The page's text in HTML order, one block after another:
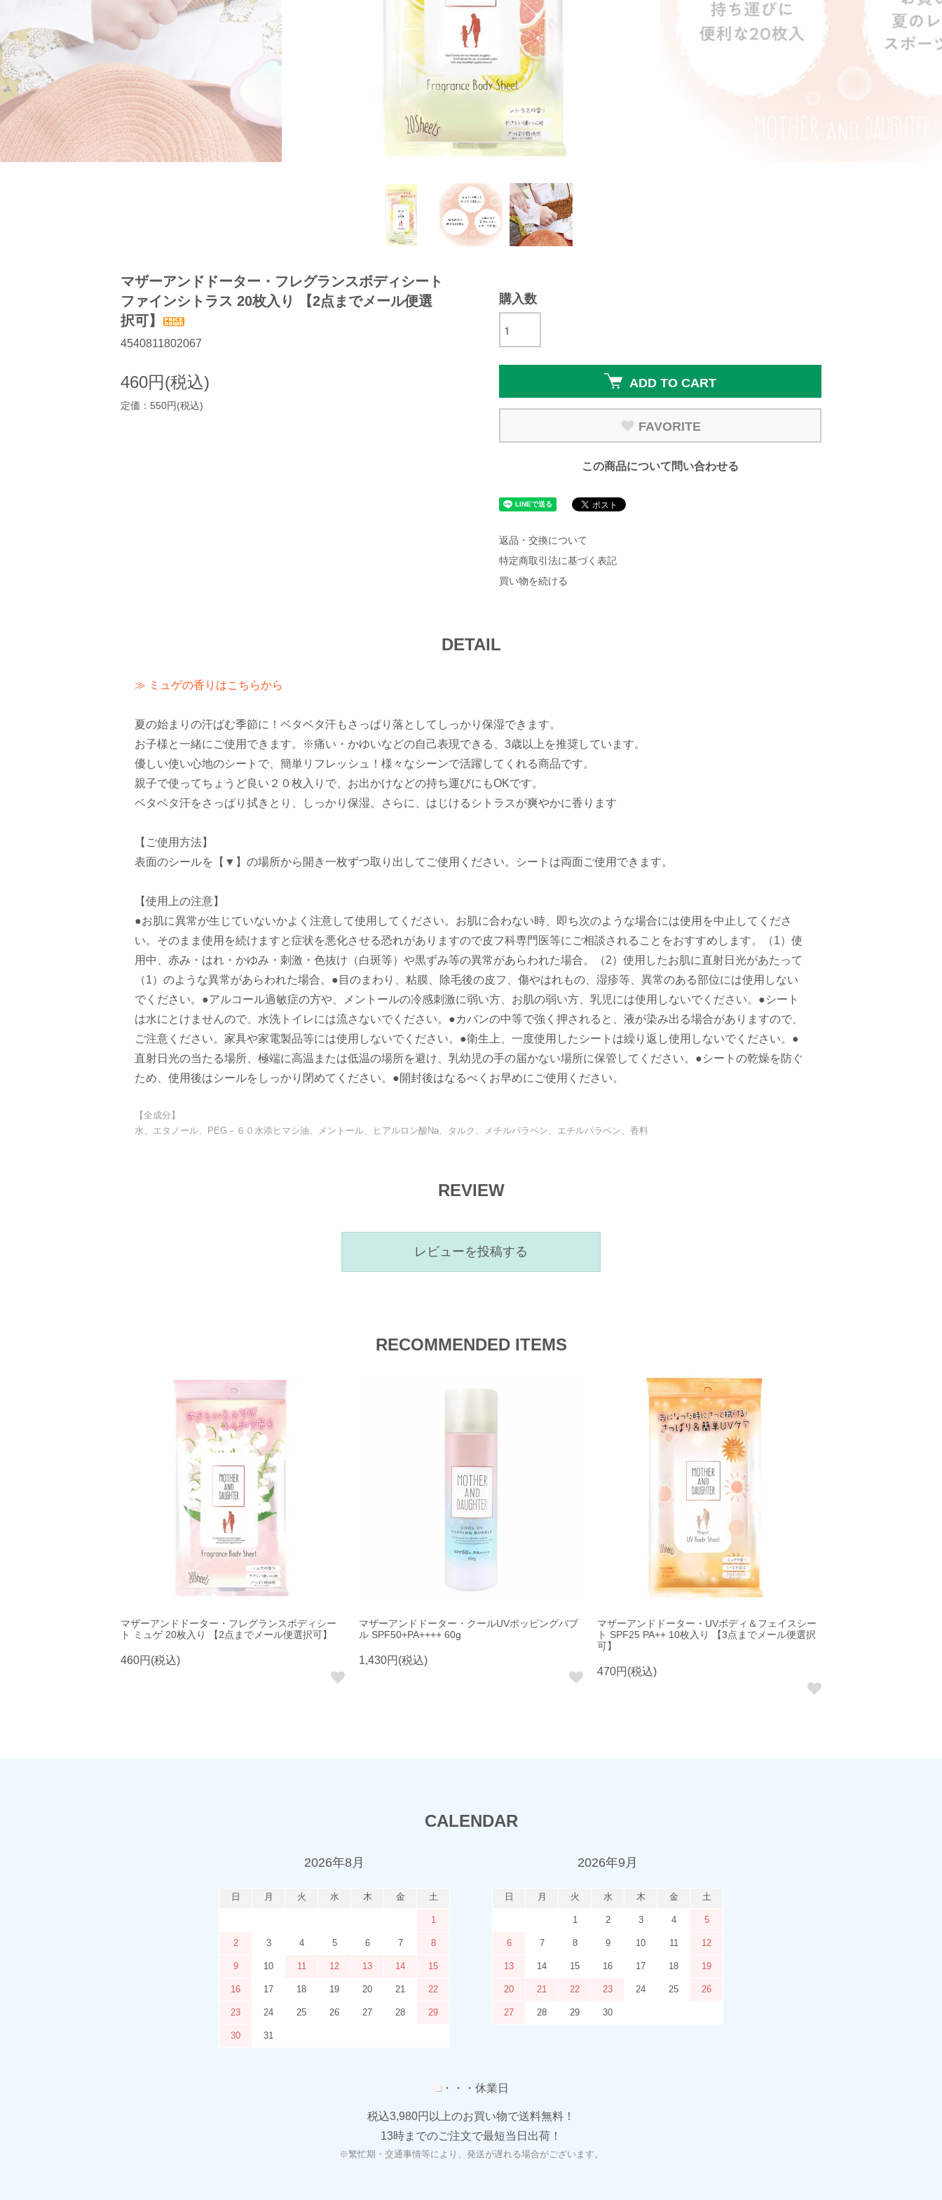
マザーアンドドーター・フレグランスボディシート
ファインシトラス 20枚入り 【2点までメール便選
択可】
4540811802067
460円(税込)
定価：550円(税込)
購入数
ADD TO CART
FAVORITE
この商品について問い合わせる
返品・交換について
特定商取引法に基づく表記
買い物を続ける
DETAIL
≫ ミュゲの香りはこちらから
夏の始まりの汗ばむ季節に！ベタベタ汗もさっぱり落としてしっかり保湿できます。
お子様と一緒にご使用できます。※痛い・かゆいなどの自己表現できる、3歳以上を推奨しています。
優しい使い心地のシートで、簡単リフレッシュ！様々なシーンで活躍してくれる商品です。
親子で使ってちょうど良い２０枚入りで、お出かけなどの持ち運びにもOKです。
ベタベタ汗をさっぱり拭きとり、しっかり保湿。さらに、はじけるシトラスが爽やかに香ります
【ご使用方法】
表面のシールを【▼】の場所から開き一枚ずつ取り出してご使用ください。シートは両面ご使用できます。
【使用上の注意】
●お肌に異常が生じていないかよく注意して使用してください。お肌に合わない時、即ち次のような場合には使用を中止してくださ
い。そのまま使用を続けますと症状を悪化させる恐れがありますので皮フ科専門医等にご相談されることをおすすめします。（1）使
用中、赤み・はれ・かゆみ・刺激・色抜け（白斑等）や黒ずみ等の異常があらわれた場合。（2）使用したお肌に直射日光があたって
（1）のような異常があらわれた場合。●目のまわり、粘膜、除毛後の皮フ、傷やはれもの、湿疹等、異常のある部位には使用しない
でください。●アルコール過敏症の方や、メントールの冷感刺激に弱い方、お肌の弱い方、乳児には使用しないでください。●シート
は水にとけませんので、水洗トイレには流さないでください。●カバンの中等で強く押されると、液が染み出る場合がありますので、
ご注意ください。家具や家電製品等には使用しないでください。●衛生上、一度使用したシートは繰り返し使用しないでください。●
直射日光の当たる場所、極端に高温または低温の場所を避け、乳幼児の手の届かない場所に保管してください。●シートの乾燥を防ぐ
ため、使用後はシールをしっかり閉めてください。●開封後はなるべくお早めにご使用ください。
【全成分】
水、エタノール、PEG－６０水添ヒマシ油、メントール、ヒアルロン酸Na、タルク、メチルパラベン、エチルパラベン、香料
REVIEW
レビューを投稿する
RECOMMENDED ITEMS
マザーアンドドーター・フレグランスボディシー
ト ミュゲ 20枚入り 【2点までメール便選択可】
460円(税込)
マザーアンドドーター・クールUVポッピングバブ
ル SPF50+PA++++ 60g
1,430円(税込)
マザーアンドドーター・UVボディ＆フェイスシー
ト SPF25 PA++ 10枚入り 【3点までメール便選択
可】
470円(税込)
CALENDAR
2026年8月
日 月 火 水 木 金 土
1
2 3 4 5 6 7 8
9 10 11 12 13 14 15
16 17 18 19 20 21 22
23 24 25 26 27 28 29
30 31
2026年9月
日 月 火 水 木 金 土
1 2 3 4 5
6 7 8 9 10 11 12
13 14 15 16 17 18 19
20 21 22 23 24 25 26
27 28 29 30
■・・・休業日
税込3,980円以上のお買い物で送料無料！
13時までのご注文で最短当日出荷！
※繁忙期・交通事情等により、発送が遅れる場合がございます。